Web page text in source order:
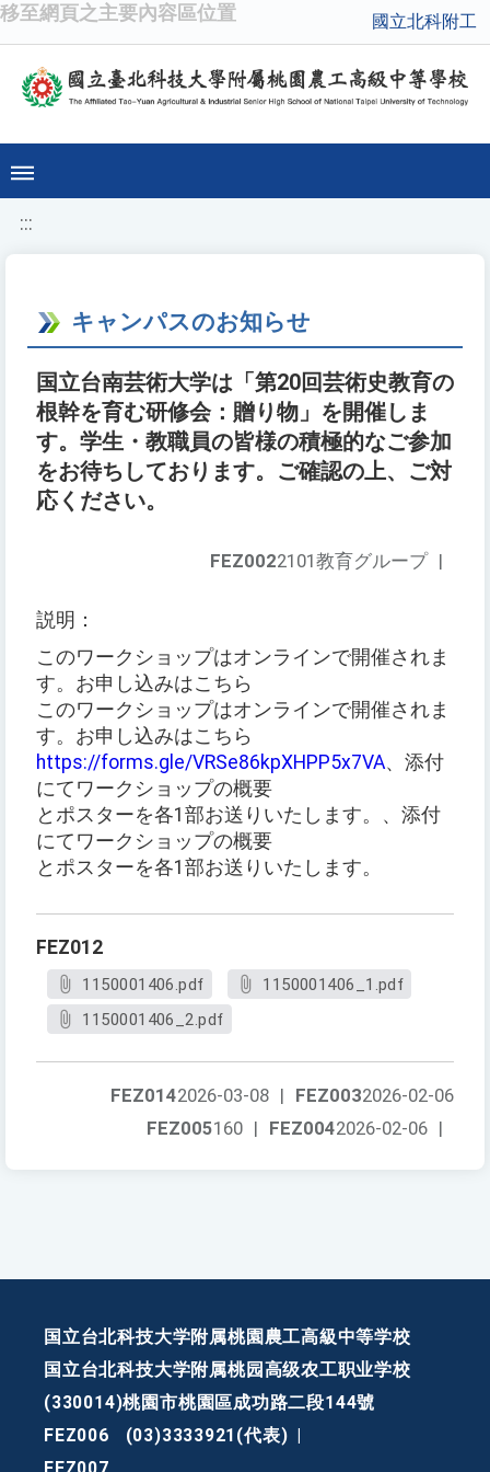
移至網頁之主要內容區位置 國立北科附工
:::
キャンパスのお知らせ
国立台南芸術大学は「第20回芸術史教育の
根幹を育む研修会：贈り物」を開催しま
す。学生・教職員の皆様の積極的なご参加
をお待ちしております。ご確認の上、ご対
応ください。
FEZ0022101教育グループ |
説明：
このワークショップはオンラインで開催されま
す。お申し込みはこちら
このワークショップはオンラインで開催されま
す。お申し込みはこちら
https://forms.gle/VRSe86kpXHPP5x7VA、添付
にてワークショップの概要
とポスターを各1部お送りいたします。、添付
にてワークショップの概要
とポスターを各1部お送りいたします。
FEZ012
1150001406.pdf
1150001406_1.pdf
1150001406_2.pdf
FEZ0032026-02-06
FEZ0142026-03-08 |
FEZ0042026-02-06 |
FEZ005160 |
国立台北科技大学附属桃園農工高級中等学校
国立台北科技大学附属桃园高级农工职业学校
(330014)桃園市桃園區成功路二段144號
FEZ006
(03)3333921(代表)